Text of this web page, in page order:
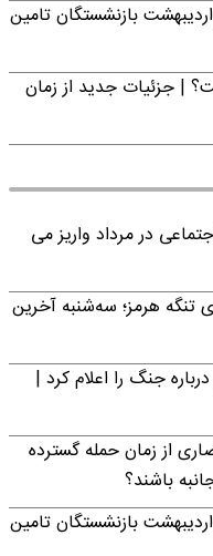
بازنشستگان تامین
| جزئیات جدید از زمان
در مرداد واریز می
هرمز؛ سه‌شنبه آخرین
جنگ را اعلام کرد |
از زمان حمله گسترده
باشند؟
بازنشستگان تامین